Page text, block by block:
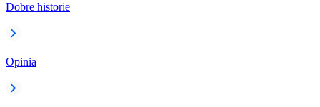
Dobre historie
Opinia